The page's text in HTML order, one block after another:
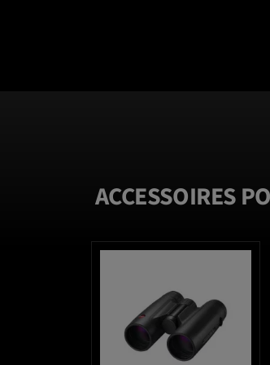
ACCESSOIRES